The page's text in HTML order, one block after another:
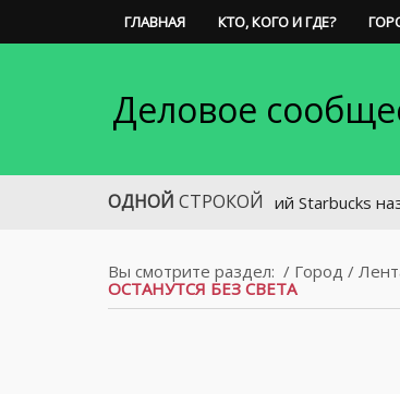
ГЛАВНАЯ КТО, КОГО И ГДЕ?
Деловое
ОДНОЙ СТРОКОЙ
Ростовский Starbucks назван
Вы смотрите раздел: / Город /
ОСТАНУТСЯ БЕЗ СВЕТА